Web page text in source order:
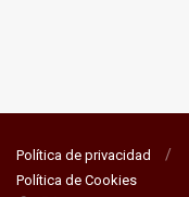
Política de privacidad
Política de Cookies